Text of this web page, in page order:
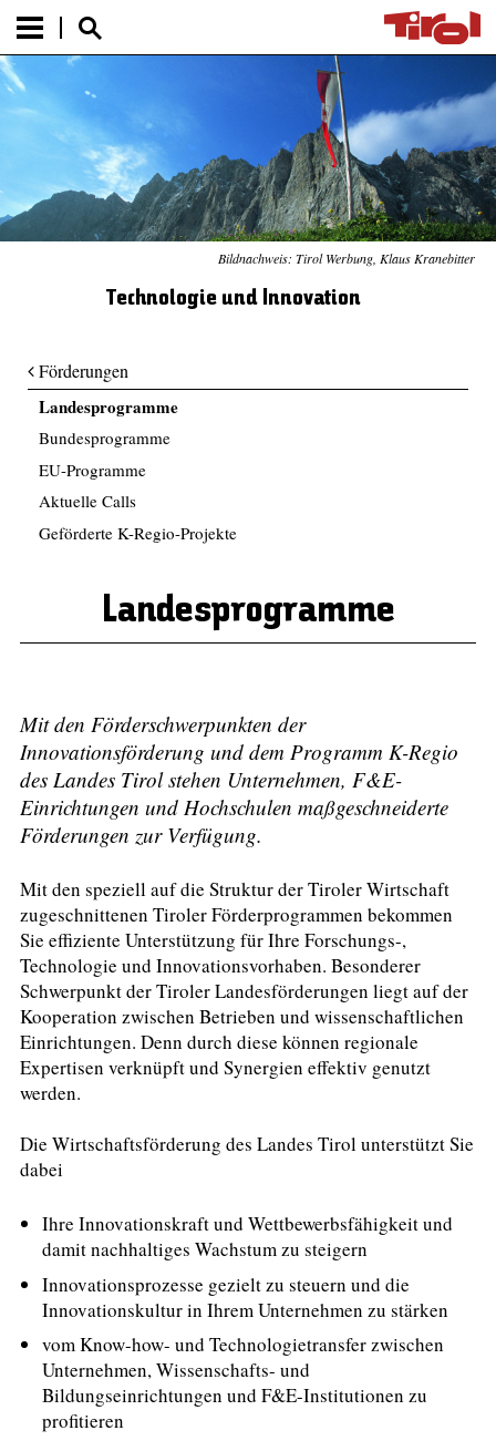
Bildnachweis: Tirol Werbung, Klaus Kranebitter
Technologie und Innovation
Förderungen
Landesprogramme
Bundesprogramme
EU-Programme
Aktuelle Calls
Geförderte K-Regio-Projekte
Landesprogramme
Mit den Förderschwerpunkten der
Innovationsförderung und dem Programm K-Regio
des Landes Tirol stehen Unternehmen, F&E-
Einrichtungen und Hochschulen maßgeschneiderte
Förderungen zur Verfügung.
Mit den speziell auf die Struktur der Tiroler Wirtschaft
zugeschnittenen Tiroler Förderprogrammen bekommen
Sie effiziente Unterstützung für Ihre Forschungs-,
Technologie und Innovationsvorhaben. Besonderer
Schwerpunkt der Tiroler Landesförderungen liegt auf der
Kooperation zwischen Betrieben und wissenschaftlichen
Einrichtungen. Denn durch diese können regionale
Expertisen verknüpft und Synergien effektiv genutzt
werden.
Die Wirtschaftsförderung des Landes Tirol unterstützt Sie
dabei
Ihre Innovationskraft und Wettbewerbsfähigkeit und
damit nachhaltiges Wachstum zu steigern
Innovationsprozesse gezielt zu steuern und die
Innovationskultur in Ihrem Unternehmen zu stärken
vom Know-how- und Technologietransfer zwischen
Unternehmen, Wissenschafts- und
Bildungseinrichtungen und F&E-Institutionen zu
profitieren